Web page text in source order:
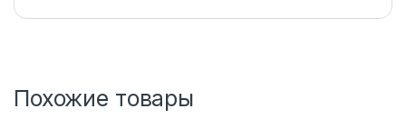
Похожие товары